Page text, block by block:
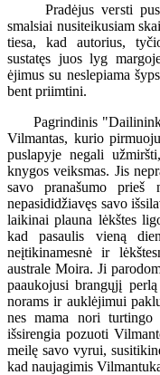
Pradėjus versti
smalsiai nusiteikusiam
tiesa, kad autorius,
sustatęs juos lyg
ėjimus su neslepiama
bent priimtini.
Pagrindinis
Vilmantas, kurio
puslapyje negali
knygos veiksmas. Jis
savo pranašumo prieš
nepasididžiavęs savo
laikinai plauna lėkštes
kad pasaulis vieną
neįtikinamesnė ir
australe Moira. Ji
paaukojusi brangųjį
norams ir auklėjimui
nes mama nori turtingo
išsirengia pozuoti
meilę savo vyrui,
kad naujagimis